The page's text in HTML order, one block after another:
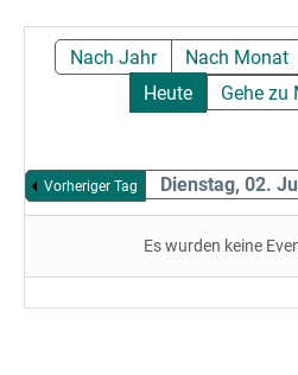
Sportpark
Nach Jahr Nach Monat
Heute
Gehe zu
Vorheriger Tag Dienstag, 02.
Es wurden keine